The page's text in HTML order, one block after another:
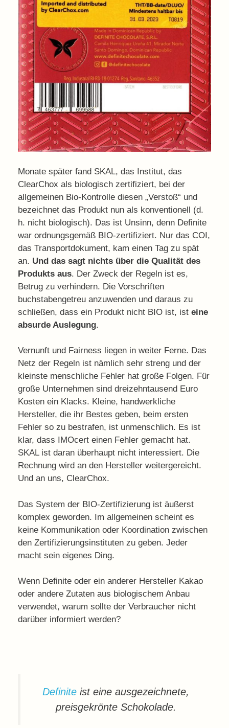
Monate später fand SKAL, das Institut, das
ClearChox als biologisch zertifiziert, bei der
allgemeinen Bio-Kontrolle diesen „Verstoß“ und
bezeichnet das Produkt nun als konventionell (d.
h. nicht biologisch). Das ist Unsinn, denn Definite
war ordnungsgemäß BIO-zertifiziert. Nur das COI,
das Transportdokument, kam einen Tag zu spät
an. Und das sagt nichts über die Qualität des
Produkts aus. Der Zweck der Regeln ist es,
Betrug zu verhindern. Die Vorschriften
buchstabengetreu anzuwenden und daraus zu
schließen, dass ein Produkt nicht BIO ist, ist eine
absurde Auslegung.
Vernunft und Fairness liegen in weiter Ferne. Das
Netz der Regeln ist nämlich sehr streng und der
kleinste menschliche Fehler hat große Folgen. Für
große Unternehmen sind dreizehntausend Euro
Kosten ein Klacks. Kleine, handwerkliche
Hersteller, die ihr Bestes geben, beim ersten
Fehler so zu bestrafen, ist unmenschlich. Es ist
klar, dass IMOcert einen Fehler gemacht hat.
SKAL ist daran überhaupt nicht interessiert. Die
Rechnung wird an den Hersteller weitergereicht.
Und an uns, ClearChox.
Das System der BIO-Zertifizierung ist äußerst
komplex geworden. Im allgemeinen scheint es
keine Kommunikation oder Koordination zwischen
den Zertifizierungsinstituten zu geben. Jeder
macht sein eigenes Ding.
Wenn Definite oder ein anderer Hersteller Kakao
oder andere Zutaten aus biologischem Anbau
verwendet, warum sollte der Verbraucher nicht
darüber informiert werden?
Definite ist eine ausgezeichnete,
preisgekrönte Schokolade.